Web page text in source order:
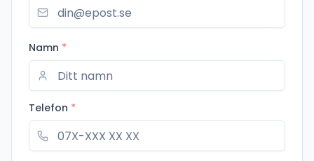
Namn *
Telefon *